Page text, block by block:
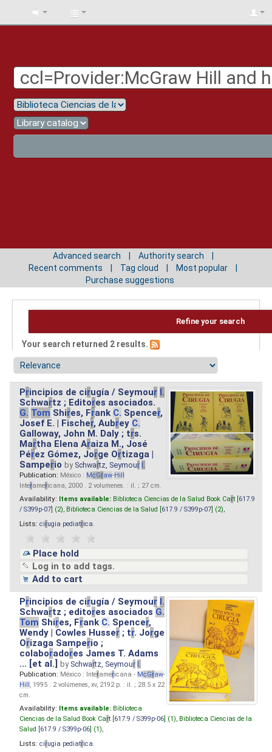
BIBLIOTECA
Advanced search
Authority search
Recent comments
Tag cloud
Most popular
Purchase suggestions
Refine your search
Your search returned 2 results.
Principios de cirugía / Seymour I.
Schwartz ; Editores asociados.
G. Tom Shires, Frank C. Spencer,
Josef E. | Fischer, Aubrey C.
Galloway, John M. Daly ; trs.
Martha Elena Araiza M., José
Pérez Gómez, Jorge Ortizaga |
Samperio by Schwartz, Seymour I.
Publication: México : McGraw-Hill
Interamericana, 2000 . 2 volumenes. : il. ; 27 cm.
Availability: Items available: Biblioteca Ciencias de la Salud Book Cart [ 617.9
/ S399p-07 ] (2), Biblioteca Ciencias de la Salud [ 617.9 / S399p-07 ] (2),
Lists: cirugia pediatrica
Place hold
Log in to add tags.
Add to cart
Principios de cirugía / Seymour I.
Schwartz ; editores asociados G.
Tom Shires, Frank C. Spencer,
Wendy | Cowles Husser ; tr. Jorge
Orizaga Samperio ;
colaboradores James T. Adams
... [et al.]by Schwartz, Seymour I.
Publication: México : Interamericana - McGraw-
Hill, 1995 . 2 volúmenes, xv, 2192 p. : il. ; 28.5 x 22
cm.
Availability: Items available: Biblioteca
Ciencias de la Salud Book Cart [ 617.9 / S399p-06 ] (1), Biblioteca Ciencias de la
Salud [ 617.9 / S399p-06 ] (1),
Lists: cirugia pediatrica